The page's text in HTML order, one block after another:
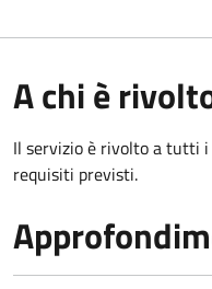
A chi è
Il servizio è rivolto a tutti
requisiti previsti.